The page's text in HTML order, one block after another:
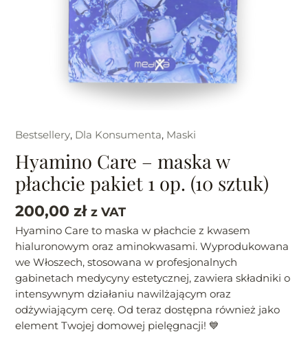
Bestsellery, Dla Konsumenta, Maski
Hyamino Care – maska w
płachcie pakiet 1 op. (10 sztuk)
200,00zł z VAT
Hyamino Care to maska w płachcie z kwasem
hialuronowym oraz aminokwasami. Wyprodukowana
we Włoszech, stosowana w profesjonalnych
gabinetach medycyny estetycznej, zawiera składniki o
intensywnym działaniu nawilżającym oraz
odżywiającym cerę. Od teraz dostępna również jako
element Twojej domowej pielęgnacji! 💙